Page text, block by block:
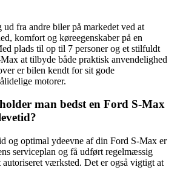
fra andre biler på markedet ved at
komfort og køreegenskaber på en
plads til op til 7 personer og et stilfuldt
at tilbyde både praktisk anvendelighed
er bilen kendt for sit gode
motorer.
man bedst en Ford S-Max
og optimal ydeevne af din Ford S-Max er
serviceplan og få udført regelmæssig
autoriseret værksted. Det er også vigtigt at